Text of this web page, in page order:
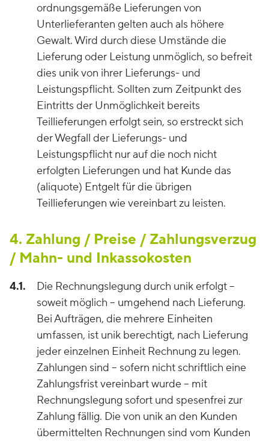
ordnungsgemäße Lieferungen von
Unterlieferanten gelten auch als höhere
Gewalt. Wird durch diese Umstände die
Lieferung oder Leistung unmöglich, so befreit
dies unik von ihrer Lieferungs- und
Leistungspflicht. Sollten zum Zeitpunkt des
Eintritts der Unmöglichkeit bereits
Teillieferungen erfolgt sein, so erstreckt sich
der Wegfall der Lieferungs- und
Leistungspflicht nur auf die noch nicht
erfolgten Lieferungen und hat Kunde das
(aliquote) Entgelt für die übrigen
Teillieferungen wie vereinbart zu leisten.
4. Zahlung / Preise / Zahlungsverzug
/ Mahn- und Inkassokosten
4.1.
Die Rechnungslegung durch unik erfolgt –
soweit möglich – umgehend nach Lieferung.
Bei Aufträgen, die mehrere Einheiten
umfassen, ist unik berechtigt, nach Lieferung
jeder einzelnen Einheit Rechnung zu legen.
Zahlungen sind – sofern nicht schriftlich eine
Zahlungsfrist vereinbart wurde – mit
Rechnungslegung sofort und spesenfrei zur
Zahlung fällig. Die von unik an den Kunden
übermittelten Rechnungen sind vom Kunden